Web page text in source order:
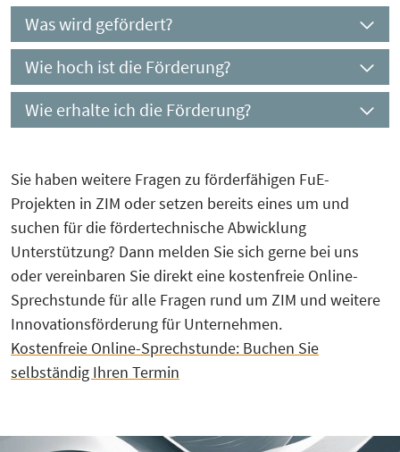
Was wird gefördert?
Wie hoch ist die Förderung?
Wie erhalte ich die Förderung?
Sie haben weitere Fragen zu förderfähigen FuE-
Projekten in ZIM oder setzen bereits eines um und
suchen für die fördertechnische Abwicklung
Unterstützung? Dann melden Sie sich gerne bei uns
oder vereinbaren Sie direkt eine kostenfreie Online-
Sprechstunde für alle Fragen rund um ZIM und weitere
Innovationsförderung für Unternehmen.
Kostenfreie Online-Sprechstunde: Buchen Sie
selbständig Ihren Termin